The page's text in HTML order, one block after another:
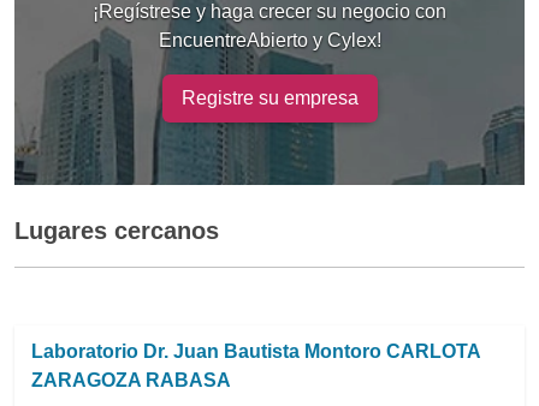
¡Regístrese y haga crecer su negocio con
EncuentreAbierto y Cylex!
Registre su empresa
Lugares cercanos
Laboratorio Dr. Juan Bautista Montoro CARLOTA
ZARAGOZA RABASA